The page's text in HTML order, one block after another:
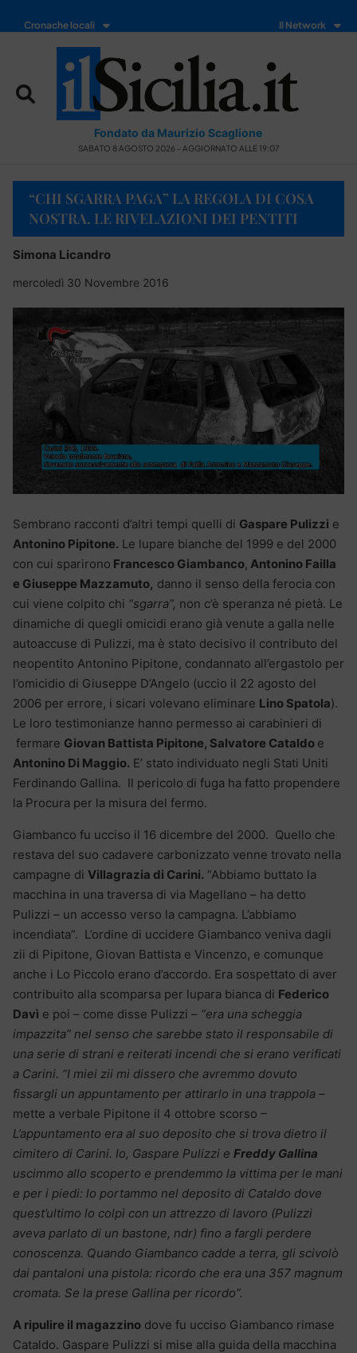
Cronache locali Il Network
Fondato da Maurizio Scaglione
SABATO 8 AGOSTO 2026 - AGGIORNATO ALLE 19:07
“CHI SGARRA PAGA” LA REGOLA DI COSA
NOSTRA. LE RIVELAZIONI DEI PENTITI
Simona Licandro
mercoledì 30 Novembre 2016
Sembrano racconti d’altri tempi quelli di Gaspare Pulizzi e
Antonino Pipitone. Le lupare bianche del 1999 e del 2000
con cui sparirono Francesco Giambanco, Antonino Failla
e Giuseppe Mazzamuto, danno il senso della ferocia con
cui viene colpito chi “sgarra”, non c’è speranza né pietà. Le
dinamiche di quegli omicidi erano già venute a galla nelle
autoaccuse di Pulizzi, ma è stato decisivo il contributo del
neopentito Antonino Pipitone, condannato all’ergastolo per
l’omicidio di Giuseppe D’Angelo (uccio il 22 agosto del
2006 per errore, i sicari volevano eliminare Lino Spatola).
Le loro testimonianze hanno permesso ai carabinieri di
fermare Giovan Battista Pipitone, Salvatore Cataldo e
Antonino Di Maggio. E’ stato individuato negli Stati Uniti
Ferdinando Gallina. Il pericolo di fuga ha fatto propendere
la Procura per la misura del fermo.
Giambanco fu ucciso il 16 dicembre del 2000. Quello che
restava del suo cadavere carbonizzato venne trovato nella
campagne di Villagrazia di Carini. “Abbiamo buttato la
macchina in una traversa di via Magellano – ha detto
Pulizzi – un accesso verso la campagna. L’abbiamo
incendiata”. L’ordine di uccidere Giambanco veniva dagli
zii di Pipitone, Giovan Battista e Vincenzo, e comunque
anche i Lo Piccolo erano d’accordo. Era sospettato di aver
contribuito alla scomparsa per lupara bianca di Federico
Davì e poi – come disse Pulizzi – “era una scheggia
impazzita” nel senso che sarebbe stato il responsabile di
una serie di strani e reiterati incendi che si erano verificati
a Carini. “I miei zii mi dissero che avremmo dovuto
fissargli un appuntamento per attirarlo in una trappola –
mette a verbale Pipitone il 4 ottobre scorso –
L’appuntamento era al suo deposito che si trova dietro il
cimitero di Carini. Io, Gaspare Pulizzi e Freddy Gallina
uscimmo allo scoperto e prendemmo la vittima per le mani
e per i piedi: lo portammo nel deposito di Cataldo dove
quest’ultimo lo colpì con un attrezzo di lavoro (Pulizzi
aveva parlato di un bastone, ndr) fino a fargli perdere
conoscenza. Quando Giambanco cadde a terra, gli scivolò
dai pantaloni una pistola: ricordo che era una 357 magnum
cromata. Se la prese Gallina per ricordo”.
A ripulire il magazzino dove fu ucciso Giambanco rimase
Cataldo. Gaspare Pulizzi si mise alla guida della macchina